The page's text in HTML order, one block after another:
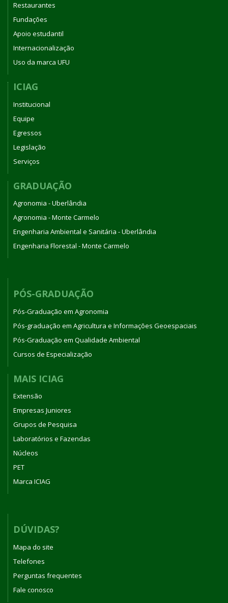
Restaurantes
Fundações
Apoio estudantil
Internacionalização
Uso da marca UFU
ICIAG
Institucional
Equipe
Egressos
Legislação
Serviços
GRADUAÇÃO
Agronomia - Uberlândia
Agronomia - Monte Carmelo
Engenharia Ambiental e Sanitária - Uberlândia
Engenharia Florestal - Monte Carmelo
PÓS-GRADUAÇÃO
Pós-Graduação em Agronomia
Pós-graduação em Agricultura e Informações Geoespaciais
Pós-Graduação em Qualidade Ambiental
Cursos de Especialização
MAIS ICIAG
Extensão
Empresas Juniores
Grupos de Pesquisa
Laboratórios e Fazendas
Núcleos
PET
Marca ICIAG
DÚVIDAS?
Mapa do site
Telefones
Perguntas frequentes
Fale conosco